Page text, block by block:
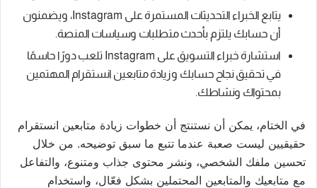
يتابع الخبراء التحديثات المستمرة على Instagram، ويضمنون
أن حسابك يلتزم بأحدث متطلبات وسياسات المنصة.
استشارة خبراء التسويق على Instagram تلعب دورًا حاسمًا
في تحقيق نجاح حسابك وزيادة متابعين انستقرام المهتمين
بمحتواك ونشاطك.
في الختام، يمكن أن نستنتج أن خطوات زيادة متابعين انستقرام
حقيقيين ليست صعبة عندما تتبع ما سبق توضيحه. من خلال
تحسين ملفك الشخصي، ونشر محتوى جذاب ومتنوع، والتفاعل
مع متابعيك والمتابعين المحتملين بشكل فعّال، واستخدام